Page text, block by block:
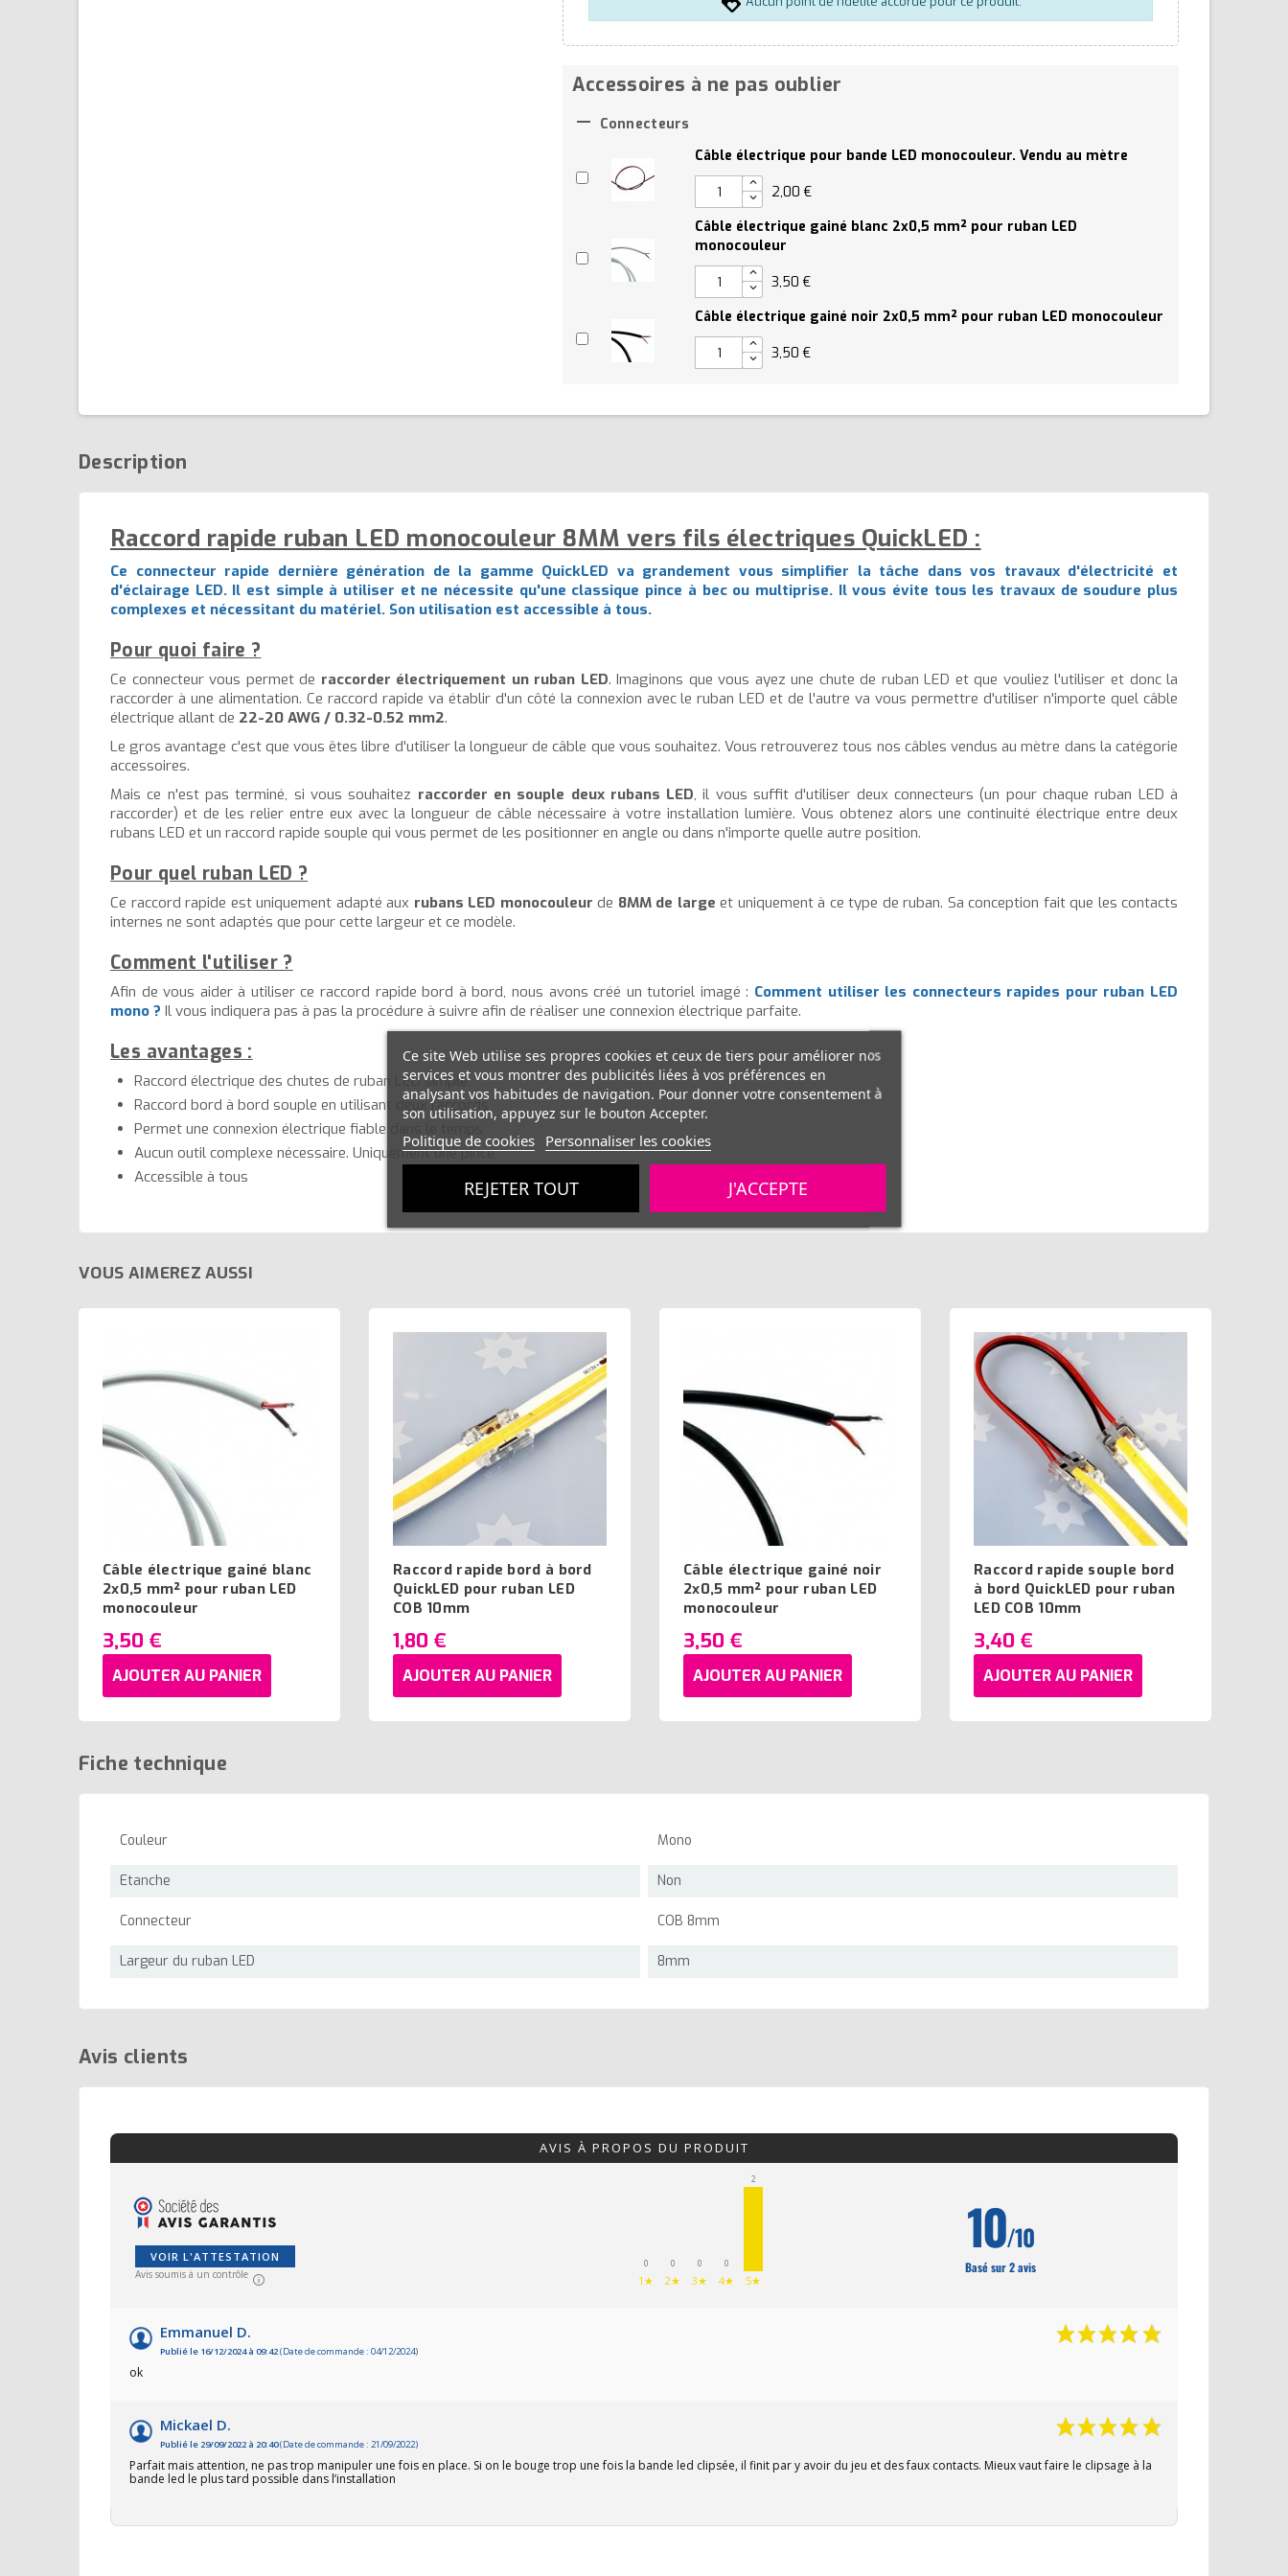
Accessoires à ne pas oublier
 Connecteurs
Câble électrique pour bande LED monocouleur. Vendu au mètre
2,00 €
Câble électrique gainé blanc 2x0,5 mm² pour ruban LED
monocouleur
3,50 €
Câble électrique gainé noir 2x0,5 mm² pour ruban LED monocouleur
3,50 €
Description
Raccord rapide ruban LED monocouleur 8MM vers fils électriques QuickLED :
Ce connecteur rapide dernière génération de la gamme QuickLED va grandement vous simplifier la tâche dans vos travaux d'électricité et
d'éclairage LED. Il est simple à utiliser et ne nécessite qu'une classique pince à bec ou multiprise. Il vous évite tous les travaux de soudure plus
complexes et nécessitant du matériel. Son utilisation est accessible à tous.
Pour quoi faire ?
Ce connecteur vous permet de raccorder électriquement un ruban LED. Imaginons que vous ayez une chute de ruban LED et que vouliez l'utiliser et donc la
raccorder à une alimentation. Ce raccord rapide va établir d'un côté la connexion avec le ruban LED et de l'autre va vous permettre d'utiliser n'importe quel câble
électrique allant de 22-20 AWG / 0.32-0.52 mm2.
Le gros avantage c'est que vous êtes libre d'utiliser la longueur de câble que vous souhaitez. Vous retrouverez tous nos câbles vendus au mètre dans la catégorie
accessoires.
Mais ce n'est pas terminé, si vous souhaitez raccorder en souple deux rubans LED, il vous suffit d'utiliser deux connecteurs (un pour chaque ruban LED à
raccorder) et de les relier entre eux avec la longueur de câble nécessaire à votre installation lumière. Vous obtenez alors une continuité électrique entre deux
rubans LED et un raccord rapide souple qui vous permet de les positionner en angle ou dans n'importe quelle autre position.
Pour quel ruban LED ?
Ce raccord rapide est uniquement adapté aux rubans LED monocouleur de 8MM de large et uniquement à ce type de ruban. Sa conception fait que les contacts
internes ne sont adaptés que pour cette largeur et ce modèle.
Comment l'utiliser ?
Afin de vous aider à utiliser ce raccord rapide bord à bord, nous avons créé un tutoriel imagé : Comment utiliser les connecteurs rapides pour ruban LED
mono ? Il vous indiquera pas à pas la procédure à suivre afin de réaliser une connexion électrique parfaite.
Les avantages :
Raccord électrique des chutes de ruban LED simple
Raccord bord à bord souple en utilisant deux raccords
Permet une connexion électrique fiable dans le temps
Aucun outil complexe nécessaire. Uniquement une pince
Accessible à tous
VOUS AIMEREZ AUSSI
Câble électrique gainé blanc
2x0,5 mm² pour ruban LED
monocouleur
3,50 €
AJOUTER AU PANIER
Raccord rapide bord à bord
QuickLED pour ruban LED
COB 10mm
1,80 €
AJOUTER AU PANIER
Câble électrique gainé noir
2x0,5 mm² pour ruban LED
monocouleur
3,50 €
AJOUTER AU PANIER
Raccord rapide souple bord
à bord QuickLED pour ruban
LED COB 10mm
3,40 €
AJOUTER AU PANIER
Fiche technique
Couleur Mono
Etanche Non
Connecteur COB 8mm
Largeur du ruban LED 8mm
Avis clients
AVIS À PROPOS DU PRODUIT
VOIR L'ATTESTATION
Avis soumis à un contrôle
0
1★
0
2★
0
3★
0
4★
2
5★
10/10
Basé sur 2 avis
Emmanuel D.
Publié le 16/12/2024 à 09:42(Date de commande : 04/12/2024)
ok
Mickael D.
Publié le 29/09/2022 à 20:40(Date de commande : 21/09/2022)
Parfait mais attention, ne pas trop manipuler une fois en place. Si on le bouge trop une fois la bande led clipsée, il finit par y avoir du jeu et des faux contacts. Mieux vaut faire le clipsage à la
bande led le plus tard possible dans l’installation
Ce site Web utilise ses propres cookies et ceux de tiers pour améliorer nos
services et vous montrer des publicités liées à vos préférences en
analysant vos habitudes de navigation. Pour donner votre consentement à
son utilisation, appuyez sur le bouton Accepter.
Politique de cookies Personnaliser les cookies
REJETER TOUT J'ACCEPTE